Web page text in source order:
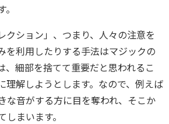
クション」、つまり、人々の注意を
を利用したりする手法はマジックの
、細部を捨てて重要だと思われるこ
理解しようとします。なので、例えば
な音がする方に目を奪われ、そこか
まいます。